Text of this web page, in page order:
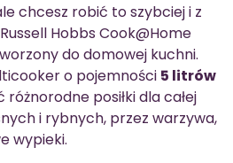
chcesz robić to szybciej i z
Hobbs Cook@Home
do domowej kuchni.
o pojemności 5 litrów
posiłki dla całej
i rybnych, przez warzywa,
wypieki.